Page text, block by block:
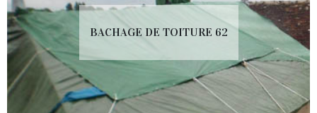
BACHAGE DE TOITURE 62